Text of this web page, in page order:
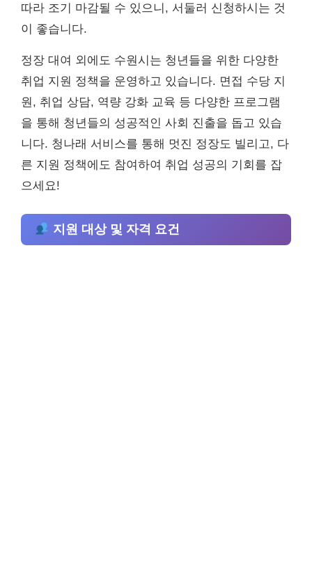
따라 조기 마감될 수 있으니, 서둘러 신청하시는 것
이 좋습니다.
정장 대여 외에도 수원시는 청년들을 위한 다양한
취업 지원 정책을 운영하고 있습니다. 면접 수당 지
원, 취업 상담, 역량 강화 교육 등 다양한 프로그램
을 통해 청년들의 성공적인 사회 진출을 돕고 있습
니다. 청나래 서비스를 통해 멋진 정장도 빌리고, 다
른 지원 정책에도 참여하여 취업 성공의 기회를 잡
으세요!
지원 대상 및 자격 요건